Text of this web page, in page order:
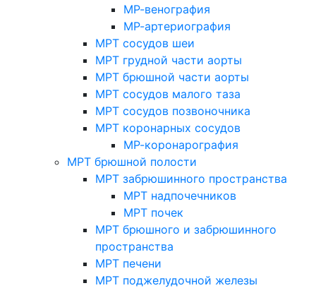
МР-венография
МР-артериография
МРТ сосудов шеи
МРТ грудной части аорты
МРТ брюшной части аорты
МРТ сосудов малого таза
МРТ сосудов позвоночника
МРТ коронарных сосудов
МР-коронарография
МРТ брюшной полости
МРТ забрюшинного пространства
МРТ надпочечников
МРТ почек
МРТ брюшного и забрюшинного
пространства
МРТ печени
МРТ поджелудочной железы